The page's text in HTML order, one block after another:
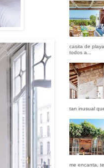
casita de
todos a...
tan inusual
me encanta,